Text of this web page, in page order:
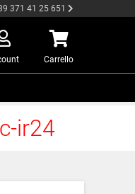
371 41 25 651
Carrello
ir24